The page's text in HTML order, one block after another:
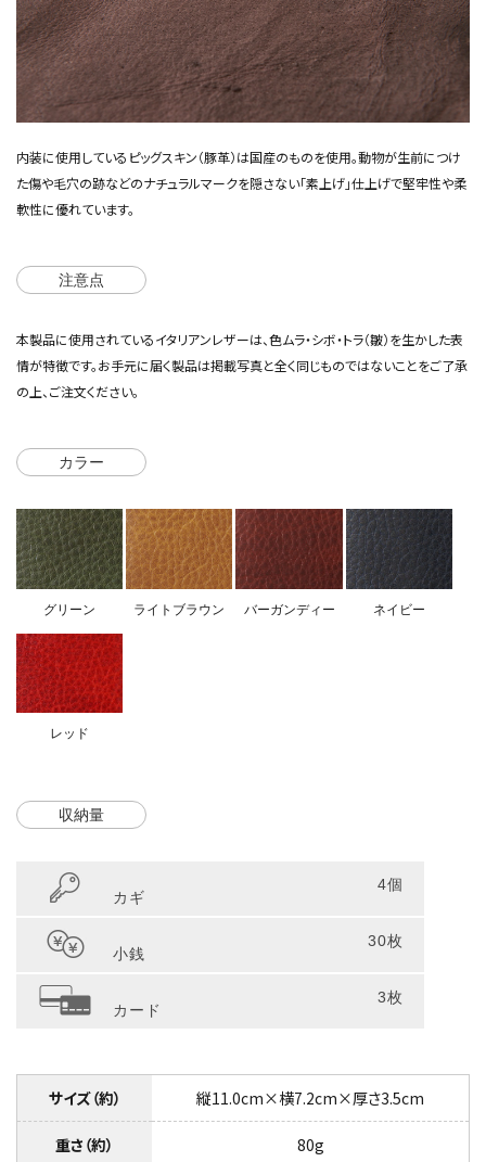
内装に使用しているピッグスキン（豚革）は国産のものを使用。動物が生前につけ
た傷や毛穴の跡などのナチュラルマークを隠さない「素上げ」仕上げで堅牢性や柔
軟性に優れています。
注意点
本製品に使用されているイタリアンレザーは、色ムラ・シボ・トラ（皺）を生かした表
情が特徴です。お手元に届く製品は掲載写真と全く同じものではないことをご了承
の上、ご注文ください。
カラー
グリーン ライトブラウン バーガンディー ネイビー
レッド
収納量
カギ
4個
小銭
30枚
カード
3枚
サイズ（約） 縦11.0cm×横7.2cm×厚さ3.5cm
重さ（約） 80g